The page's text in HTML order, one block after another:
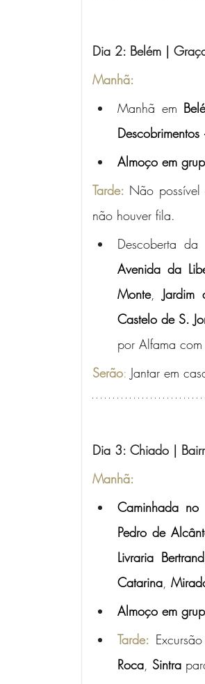
Dia 2: Belém |
Manhã:
Manhã em
Almoço em
Tarde: Não possível
não houver fila.
Descoberta da
Avenida da
Monte,
Castelo de S.
por Alfama
Serão: Jantar em
Dia 3: Chiado |
Manhã:
Caminhada
Pedro de
Livraria
Catarina,
Almoço em
Tarde:
Roca, Sintra